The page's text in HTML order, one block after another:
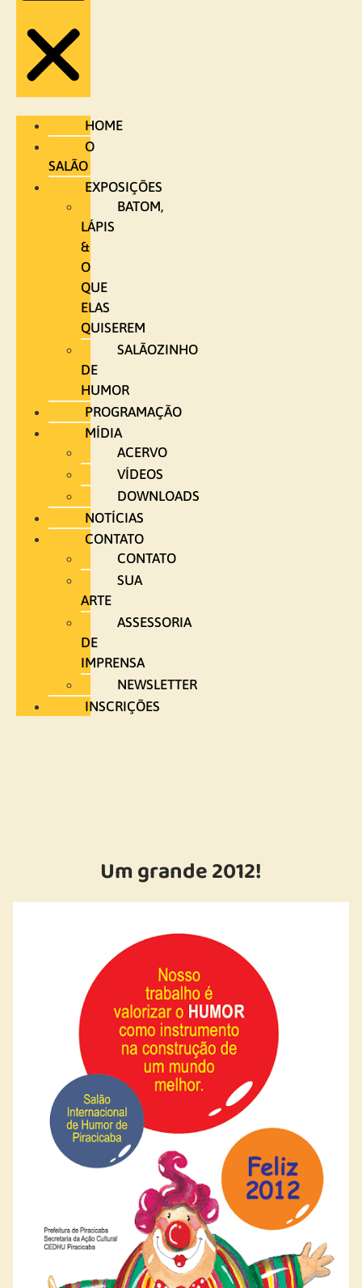
HOME
O
SALÃO
EXPOSIÇÕES
BATOM,
LÁPIS
&
O
QUE
ELAS
QUISEREM
SALÃOZINHO
DE
HUMOR
PROGRAMAÇÃO
MÍDIA
ACERVO
VÍDEOS
DOWNLOADS
NOTÍCIAS
CONTATO
CONTATO
SUA
ARTE
ASSESSORIA
DE
IMPRENSA
NEWSLETTER
INSCRIÇÕES
Um grande 2012!